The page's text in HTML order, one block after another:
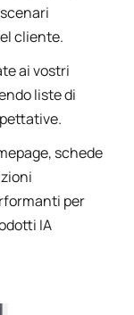
cliente.
ai vostri
liste di
schede
per
IA